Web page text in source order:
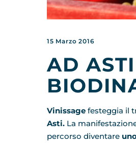
15 Marzo 2016
AD
Vinissage festeggia il
Asti. La
percorso diventare